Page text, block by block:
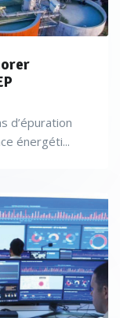
d’épuration
énergéti...